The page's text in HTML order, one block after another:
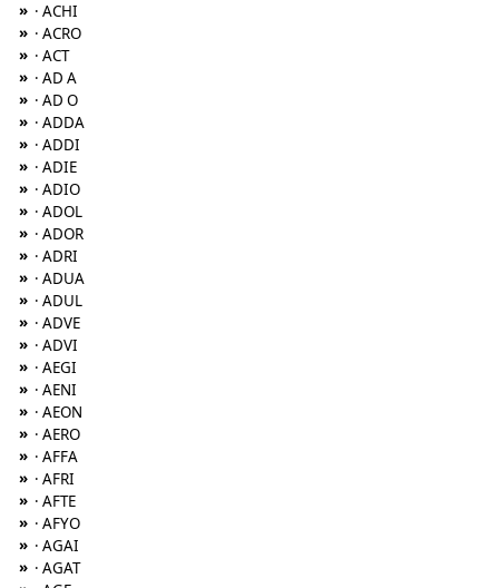
» · ACHI
» · ACRO
» · ACT
» · AD A
» · AD O
» · ADDA
» · ADDI
» · ADIE
» · ADIO
» · ADOL
» · ADOR
» · ADRI
» · ADUA
» · ADUL
» · ADVE
» · ADVI
» · AEGI
» · AENI
» · AEON
» · AERO
» · AFFA
» · AFRI
» · AFTE
» · AFYO
» · AGAI
» · AGAT